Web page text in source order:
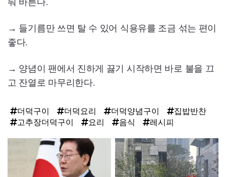
눠 바른다.
→ 들기름만 쓰면 탈 수 있어 식용유를 조금 섞는 편이
좋다.
→ 양념이 팬에서 진하게 끓기 시작하면 바로 불을 끄
고 잔열로 마무리한다.
더덕구이 더덕요리 더덕양념구이
집밥반찬
고추장더덕구이
요리 음식 레시피